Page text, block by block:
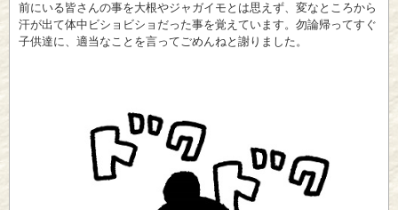
前にいる皆さんの事を大根やジャガイモとは思えず、変なところから
汗が出て体中ビショビショだった事を覚えています。勿論帰ってすぐ
子供達に、適当なことを言ってごめんねと謝りました。